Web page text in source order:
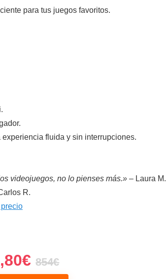
para tus juegos favoritos.
fluida y sin interrupciones.
videojuegos, no lo pienses más.» – Laura M.
R.
854€